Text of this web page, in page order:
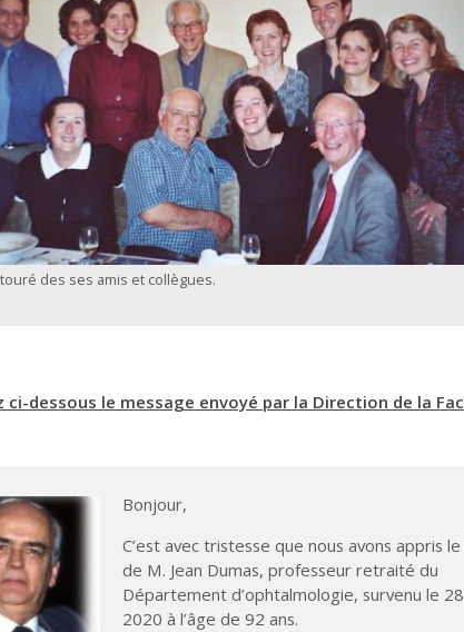
des ses amis et collègues.
ci-dessous le message envoyé par la Direction de la
Bonjour,
C’est avec tristesse que nous avons appris
de M. Jean Dumas, professeur retraité du
Département d’ophtalmologie, survenu le
2020 à l’âge de 92 ans.